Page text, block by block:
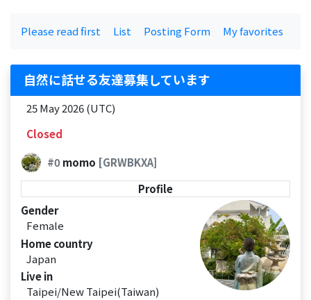
Please read first List Posting Form My favorites
自然に話せる友達募集しています
25 May 2026 (UTC)
Closed
#0momo [GRWBKXA]
Profile
Gender
Female
Home country
Japan
Live in
Taipei/New Taipei(Taiwan)